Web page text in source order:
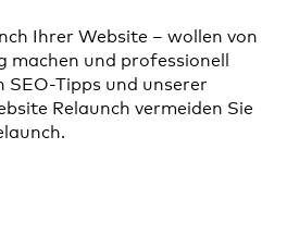
Ihrer Website – wollen von
machen und professionell
SEO-Tipps und unserer
Relaunch vermeiden Sie